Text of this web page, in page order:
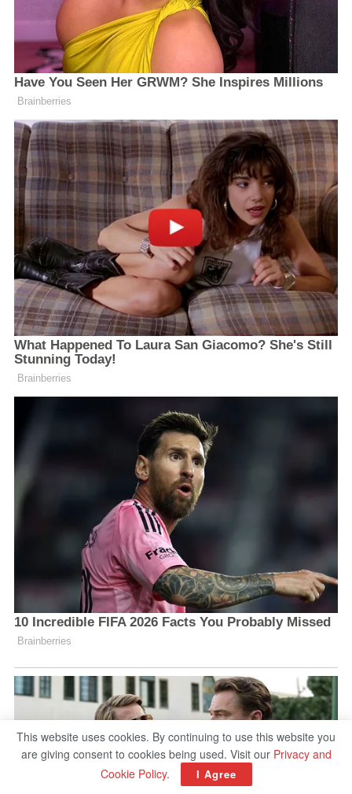
This website uses cookies. By continuing to use this website you
are giving consent to cookies being used. Visit our Privacy and
Cookie Policy. I Agree